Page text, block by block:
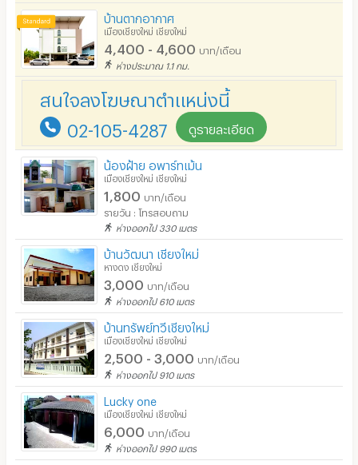
ลิฟต์
สระว่ายน้ำ
โรงยิม / ฟิตเนส
อินเทอร์เน็ตไร้สาย (WIFI) ในห้อง
เคเบิลทีวี / ดาวเทียม
มีระบบรักษาความปลอดภัย (keycard)
มีระบบรักษาความปลอดภัย (สแกนลายนิ้วมือ)
กล้องวงจรปิด (CCTV)
รปภ.
ร้านขายอาหาร
ร้านค้า สะดวกซื้อ
ร้านซัก-รีด / มีบริการเครื่องซักผ้า
ร้านทำผม-เสริมสวย
สถานี charge รถไฟฟ้า
บ้านตากอากาศ
เมืองเชียงใหม่ เชียงใหม่
4,400 - 4,600 บาท/เดือน
ห่างประมาณ 1.1 กม.
สนใจลงโฆษณาตำแหน่งนี้
02-105-4287 ดูรายละเอียด
น้องฝ้าย อพาร์ทเม้น
เมืองเชียงใหม่ เชียงใหม่
1,800 บาท/เดือน
รายวัน : โทรสอบถาม
ห่างออกไป 330 เมตร
บ้านวัฒนา เชียงใหม่
หางดง เชียงใหม่
3,000 บาท/เดือน
ห่างออกไป 610 เมตร
บ้านทรัพย์ทวี​เชียงใหม่
เมืองเชียงใหม่ เชียงใหม่
2,500 - 3,000 บาท/เดือน
ห่างออกไป 910 เมตร
Lucky one
เมืองเชียงใหม่ เชียงใหม่
6,000 บาท/เดือน
ห่างออกไป 990 เมตร